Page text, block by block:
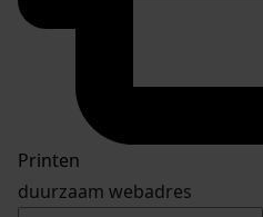
Printen
duurzaam webadres